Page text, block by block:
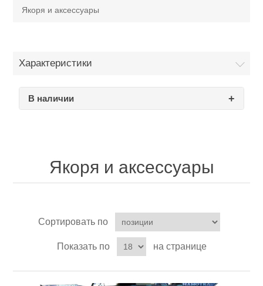
Каталог
Товары для рыбалки
Якоря и аксессуары
Характеристики
В наличии
Якоря и аксессуары
Сортировать по
Показать по на странице